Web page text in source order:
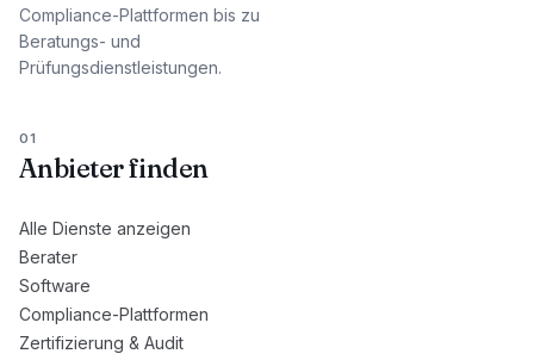
Compliance-Plattformen bis zu
Beratungs- und
Prüfungsdienstleistungen.
01
Anbieter finden
Alle Dienste anzeigen
Berater
Software
Compliance-Plattformen
Zertifizierung & Audit